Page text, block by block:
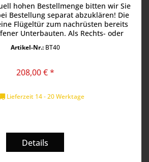
hohen Bestellmenge bitten wir Sie
Bestellung separat abzuklären! Die
Flügeltür zum nachrüsten bereits
Unterbauten. Als Rechts- oder
Artikel-Nr.:BT40
208,00 € *
Lieferzeit 14 - 20 Werktage
Details